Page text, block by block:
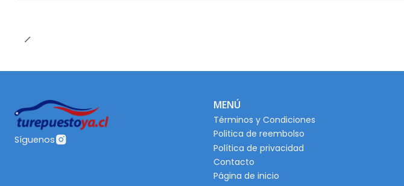
Síguenos
MENÚ
Términos y Condiciones
Politica de reembolso
Política de privacidad
Contacto
Página de inicio